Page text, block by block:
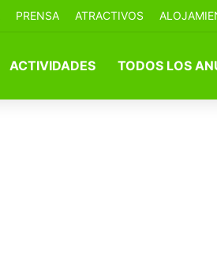
PRENSA ATRACTIVOS
ACTIVIDADES TODOS LOS